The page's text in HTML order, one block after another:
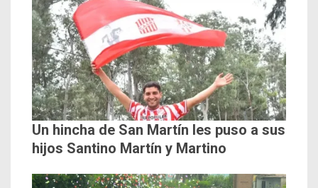
Un hincha de San Martín les puso a sus
hijos Santino Martín y Martino